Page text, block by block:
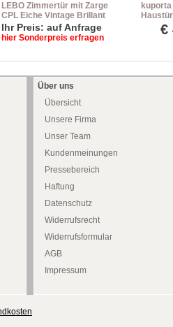
LEBO Zimmertür mit Zarge
CPL Eiche Vintage Brillant
Röhrenspanplatte
Rundkante
Ihr Preis: auf Anfrage
hier Sonderpreis erfragen
inkl.€
Über uns
Übersicht
Unsere Firma
Unser Team
Kundenmeinungen
Pressebereich
Haftung
Datenschutz
Widerrufsrecht
Widerrufsformular
AGB
Impressum